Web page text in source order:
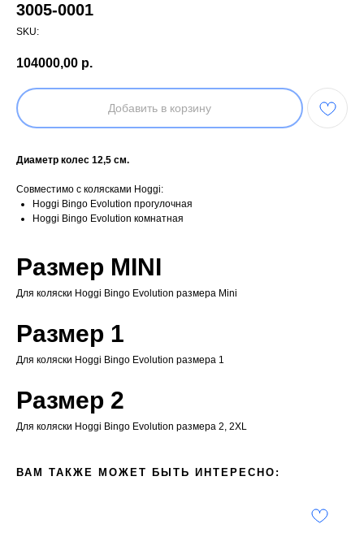
3005-0001
SKU:
104000,00 р.
Добавить в корзину
Диаметр колес 12,5 cм.
Совместимо с колясками Hoggi:
Hoggi Bingo Evolution прогулочная
Hoggi Bingo Evolution комнатная
Размер MINI
Для коляски Hoggi Bingo Evolution размера Mini
Размер 1
Для коляски Hoggi Bingo Evolution размера 1
Размер 2
Для коляски Hoggi Bingo Evolution размера 2, 2XL
ВАМ ТАКЖЕ МОЖЕТ БЫТЬ ИНТЕРЕСНО: